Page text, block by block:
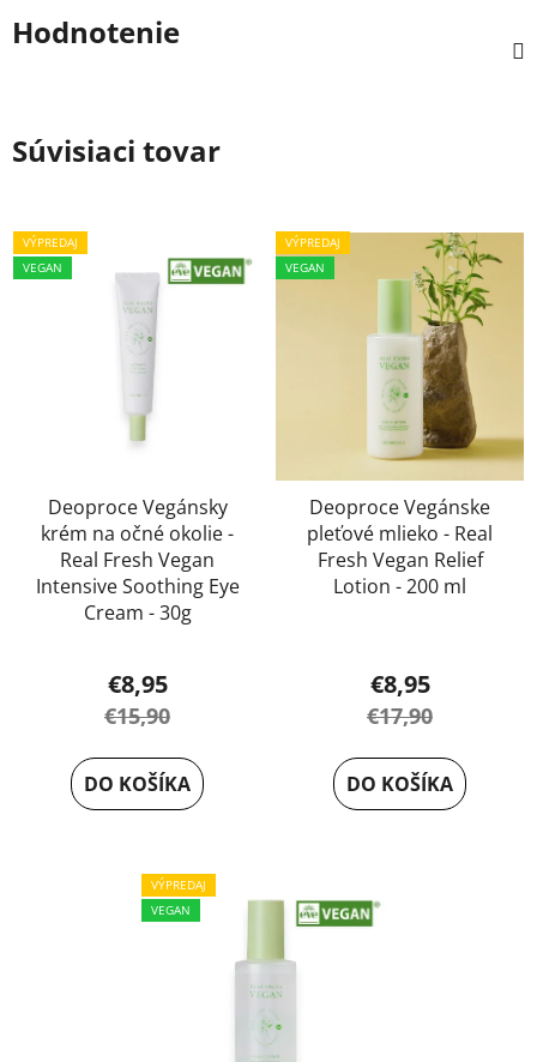
Hodnotenie
Súvisiaci tovar
VÝPREDAJ
VEGAN
Deoproce Vegánsky
krém na očné okolie -
Real Fresh Vegan
Intensive Soothing Eye
Cream - 30g
€8,95
€15,90
DO KOŠÍKA
VÝPREDAJ
VEGAN
Deoproce Vegánske
pleťové mlieko - Real
Fresh Vegan Relief
Lotion - 200 ml
€8,95
€17,90
DO KOŠÍKA
VÝPREDAJ
VEGAN